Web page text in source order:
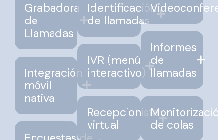
Grabadora
de
Llamadas
Integración
móvil
nativa
Identificación
de llamadas
IVR (menú
interactivo)
Recepcionista
virtual
Informes
de
llamadas
de colas